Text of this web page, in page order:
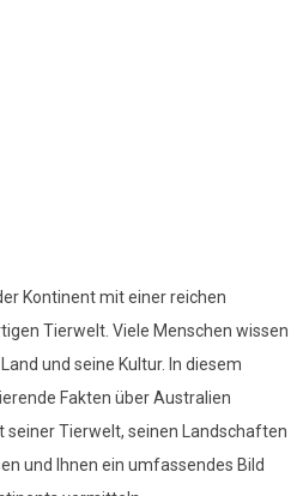
Kontinent mit einer reichen
Tierwelt. Viele Menschen wissen
und seine Kultur. In diesem
Fakten über Australien
seiner Tierwelt, seinen Landschaften
und Ihnen ein umfassendes Bild